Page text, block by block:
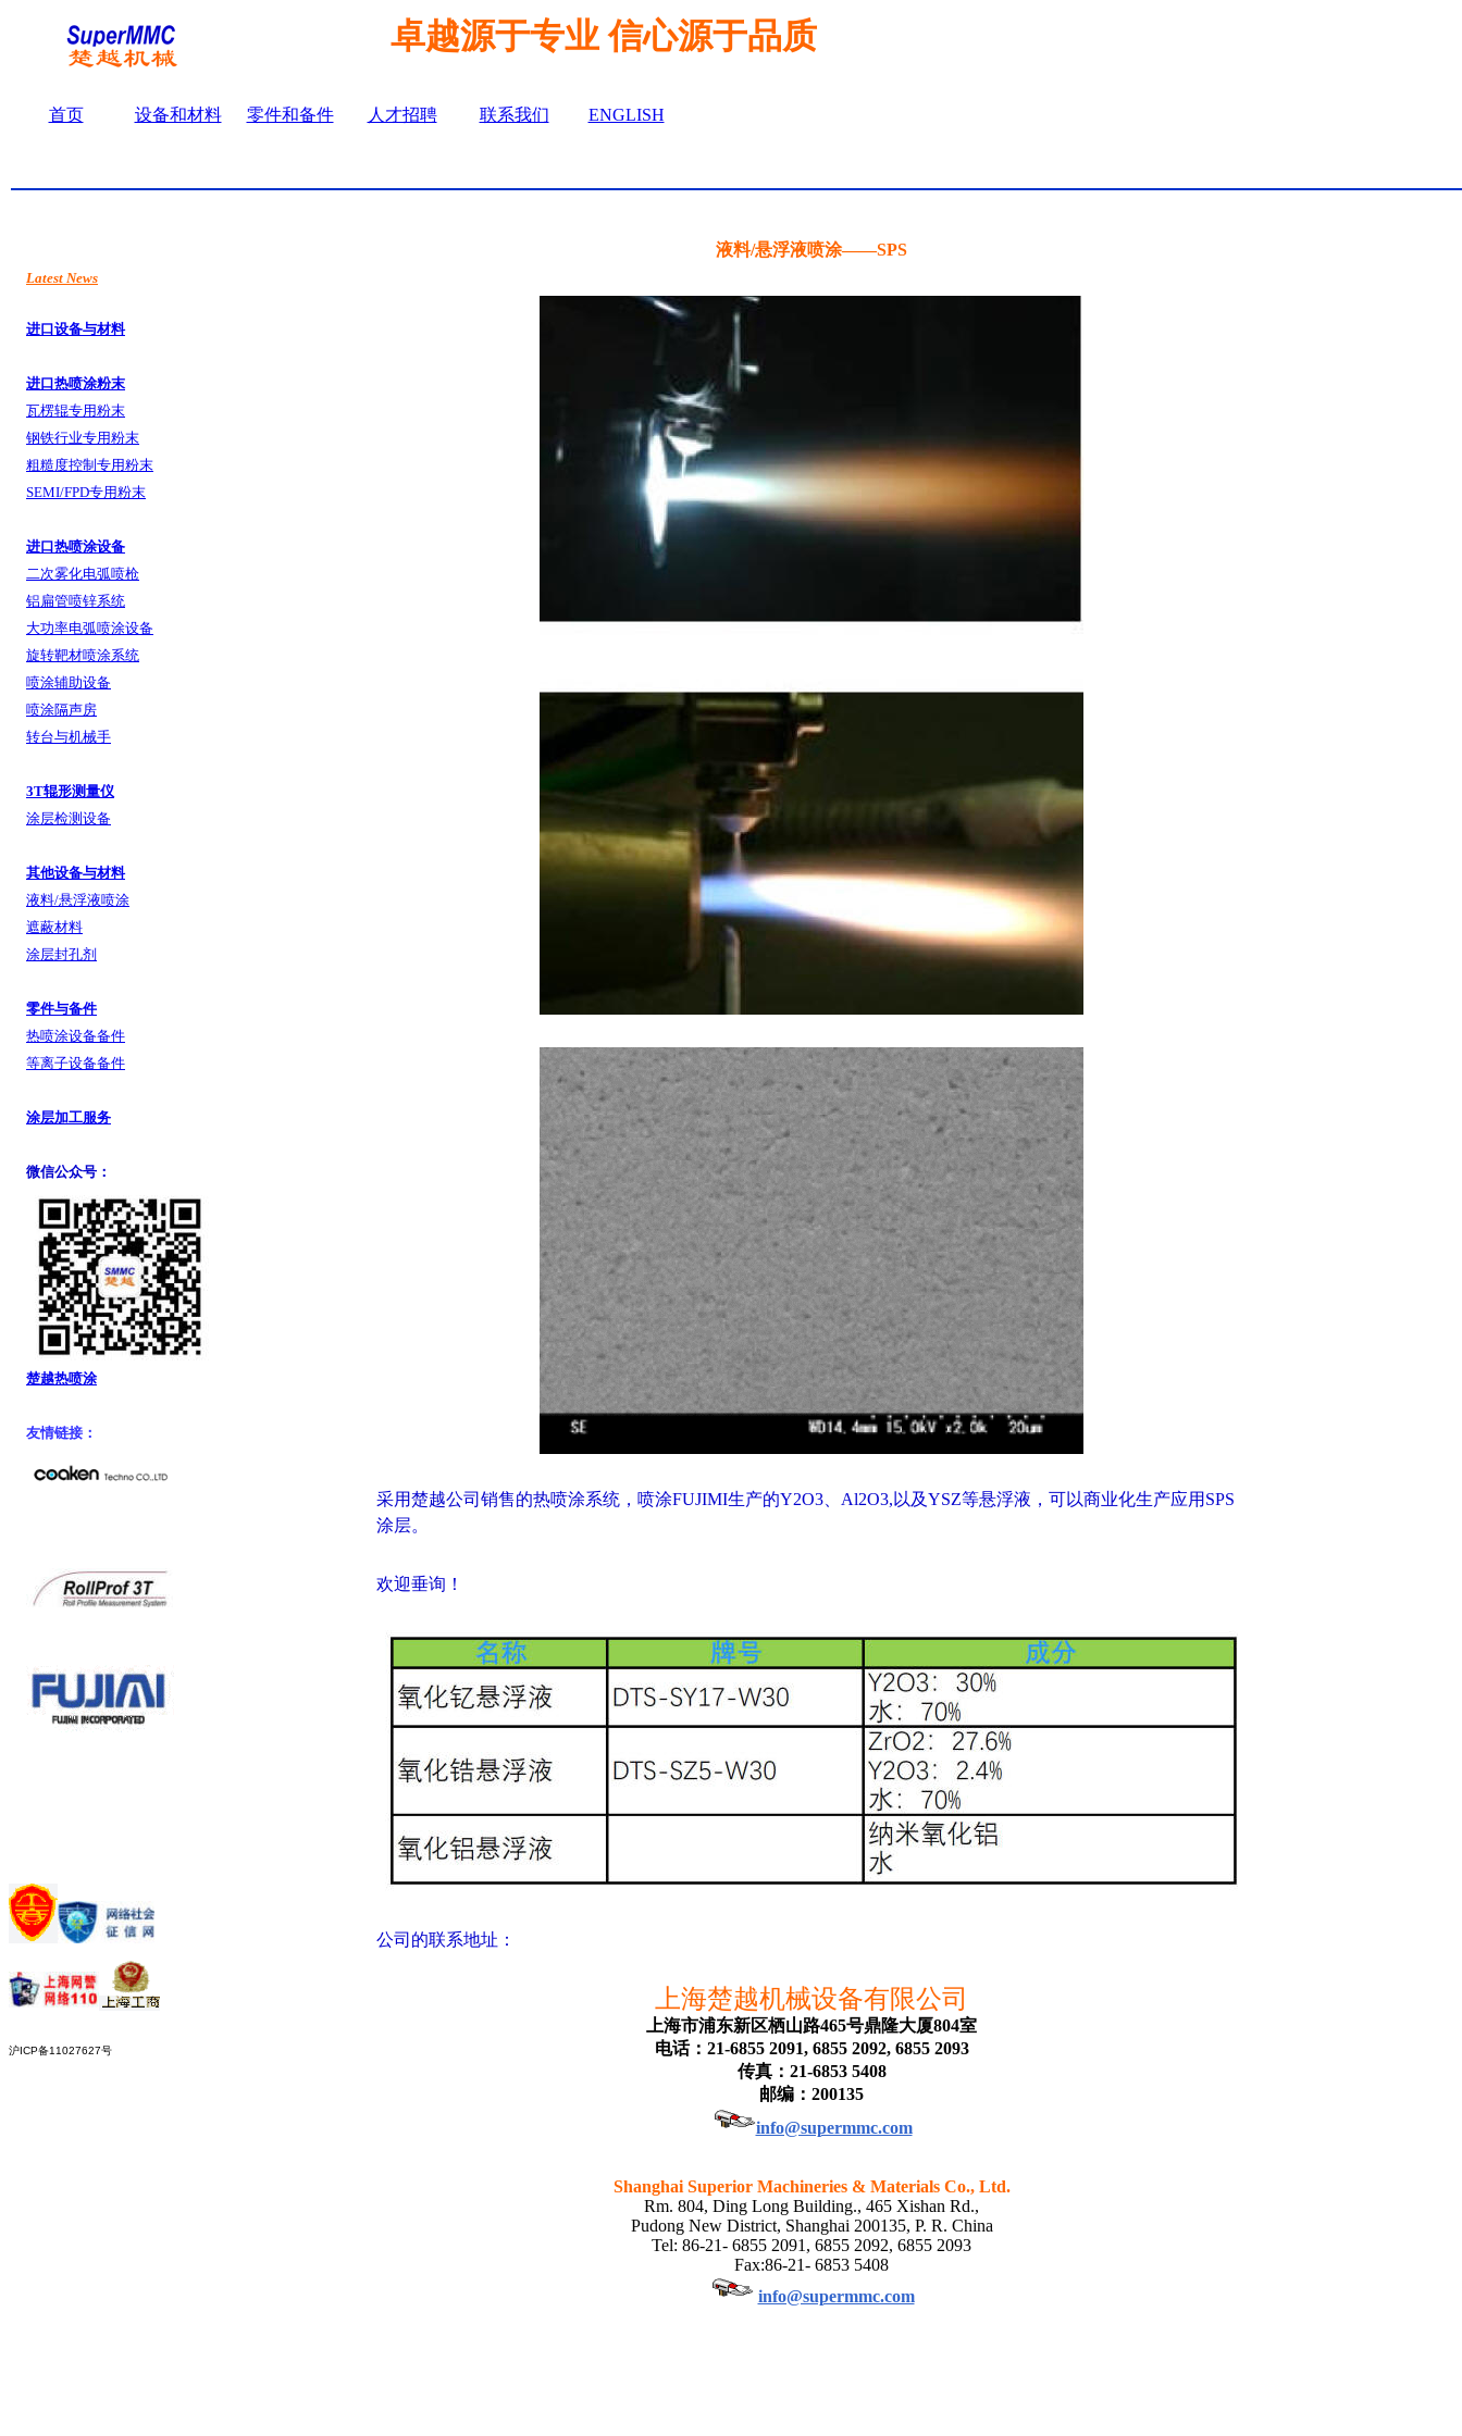
卓越源于专业 信心源于品质
首页 设备和材料 零件和备件 人才招聘 联系我们 ENGLISH
Latest News
进口设备与材料
进口热喷涂粉末
瓦楞辊专用粉末
钢铁行业专用粉末
粗糙度控制专用粉末
SEMI/FPD专用粉末
进口热喷涂设备
二次雾化电弧喷枪
铝扁管喷锌系统
大功率电弧喷涂设备
旋转靶材喷涂系统
喷涂辅助设备
喷涂隔声房
转台与机械手
3T辊形测量仪
涂层检测设备
其他设备与材料
液料/悬浮液喷涂
遮蔽材料
涂层封孔剂
零件与备件
热喷涂设备备件
等离子设备备件
涂层加工服务
微信公众号：
楚越热喷涂
友情链接：
沪ICP备11027627号
液料/悬浮液喷涂——SPS
采用楚越公司销售的热喷涂系统，喷涂FUJIMI生产的Y2O3、Al2O3,以及YSZ等悬浮液，可以商业化生产应用SPS
涂层。
欢迎垂询！
公司的联系地址：
上海楚越机械设备有限公司
上海市浦东新区栖山路465号鼎隆大厦804室
电话：21-6855 2091, 6855 2092, 6855 2093
传真：21-6853 5408
邮编：200135
info@supermmc.com
Shanghai Superior Machineries & Materials Co., Ltd.
Rm. 804, Ding Long Building., 465 Xishan Rd.,
Pudong New District, Shanghai 200135, P. R. China
Tel: 86-21- 6855 2091, 6855 2092, 6855 2093
Fax:86-21- 6853 5408
info@supermmc.com